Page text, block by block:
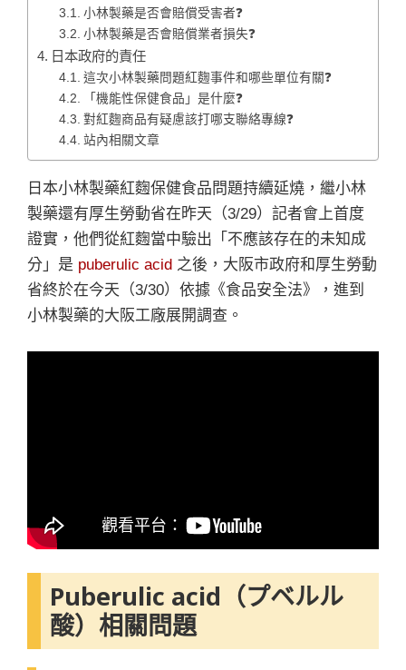
小林製藥是否會賠償受害者❓
小林製藥是否會賠償業者損失❓
日本政府的責任
這次小林製藥問題紅麴事件和哪些單位有關❓
「機能性保健食品」是什麼❓
對紅麴商品有疑慮該打哪支聯絡專線❓
站內相關文章
日本小林製藥紅麴保健食品問題持續延燒，繼小林
製藥還有厚生勞動省在昨天（3/29）記者會上首度
證實，他們從紅麴當中驗出「不應該存在的未知成
分」是 puberulic acid 之後，大阪市政府和厚生勞動
省終於在今天（3/30）依據《食品安全法》，進到
小林製藥的大阪工廠展開調查。
Puberulic acid（プベルル
酸）相關問題